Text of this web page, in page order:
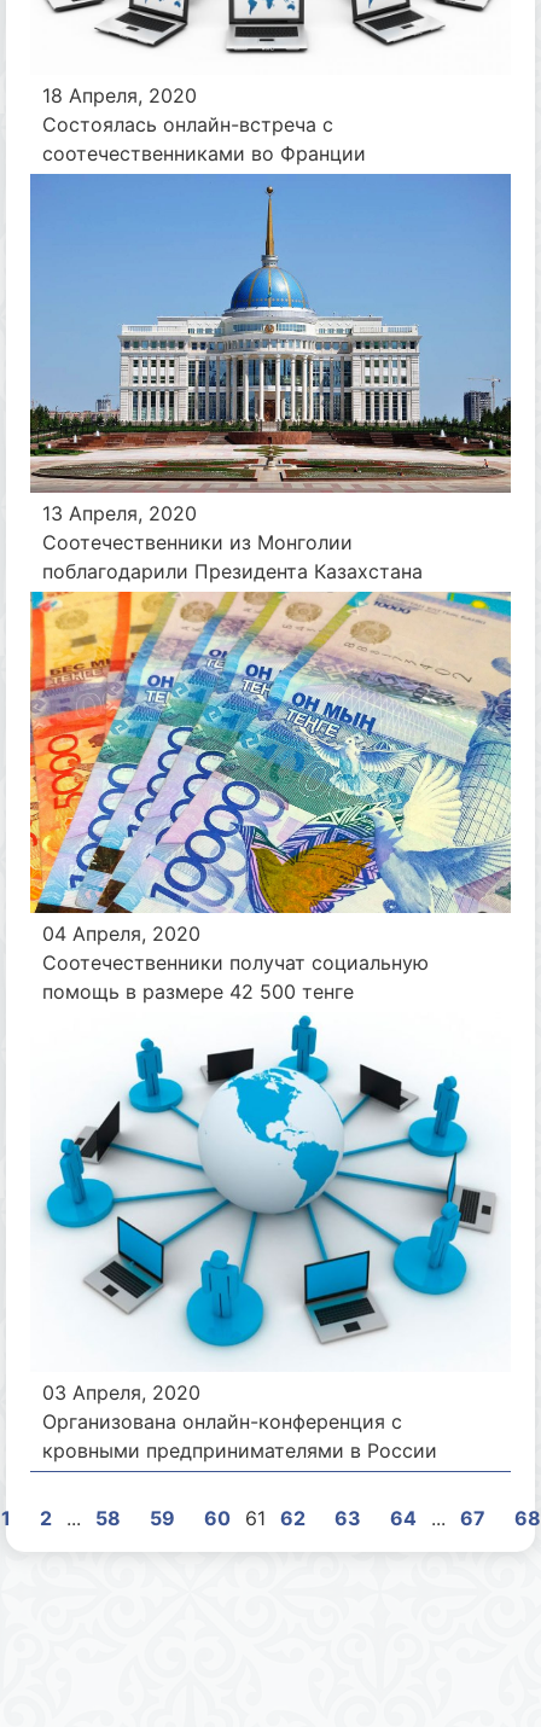
18 Апреля, 2020
Состоялась онлайн-встреча с
соотечественниками во Франции
13 Апреля, 2020
Соотечественники из Монголии
поблагодарили Президента Казахстана
04 Апреля, 2020
Соотечественники получат социальную
помощь в размере 42 500 тенге
03 Апреля, 2020
Организована онлайн-конференция с
кровными предпринимателями в России
1 2 ... 58 59 60 61 62 63 64 ... 67 68